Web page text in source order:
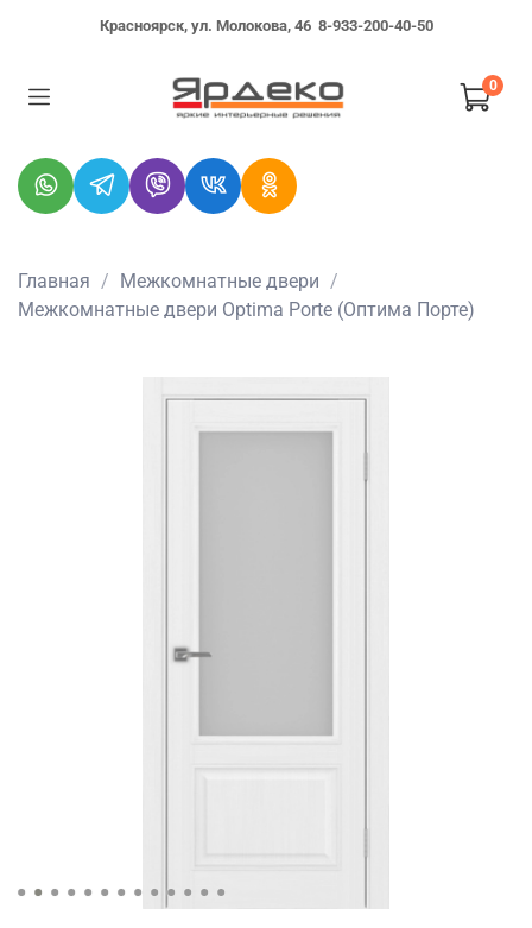
Красноярск, ул. Молокова, 46 8-933-200-40-50
0
Главная
Межкомнатные двери
Межкомнатные двери Optima Porte (Оптима Порте)